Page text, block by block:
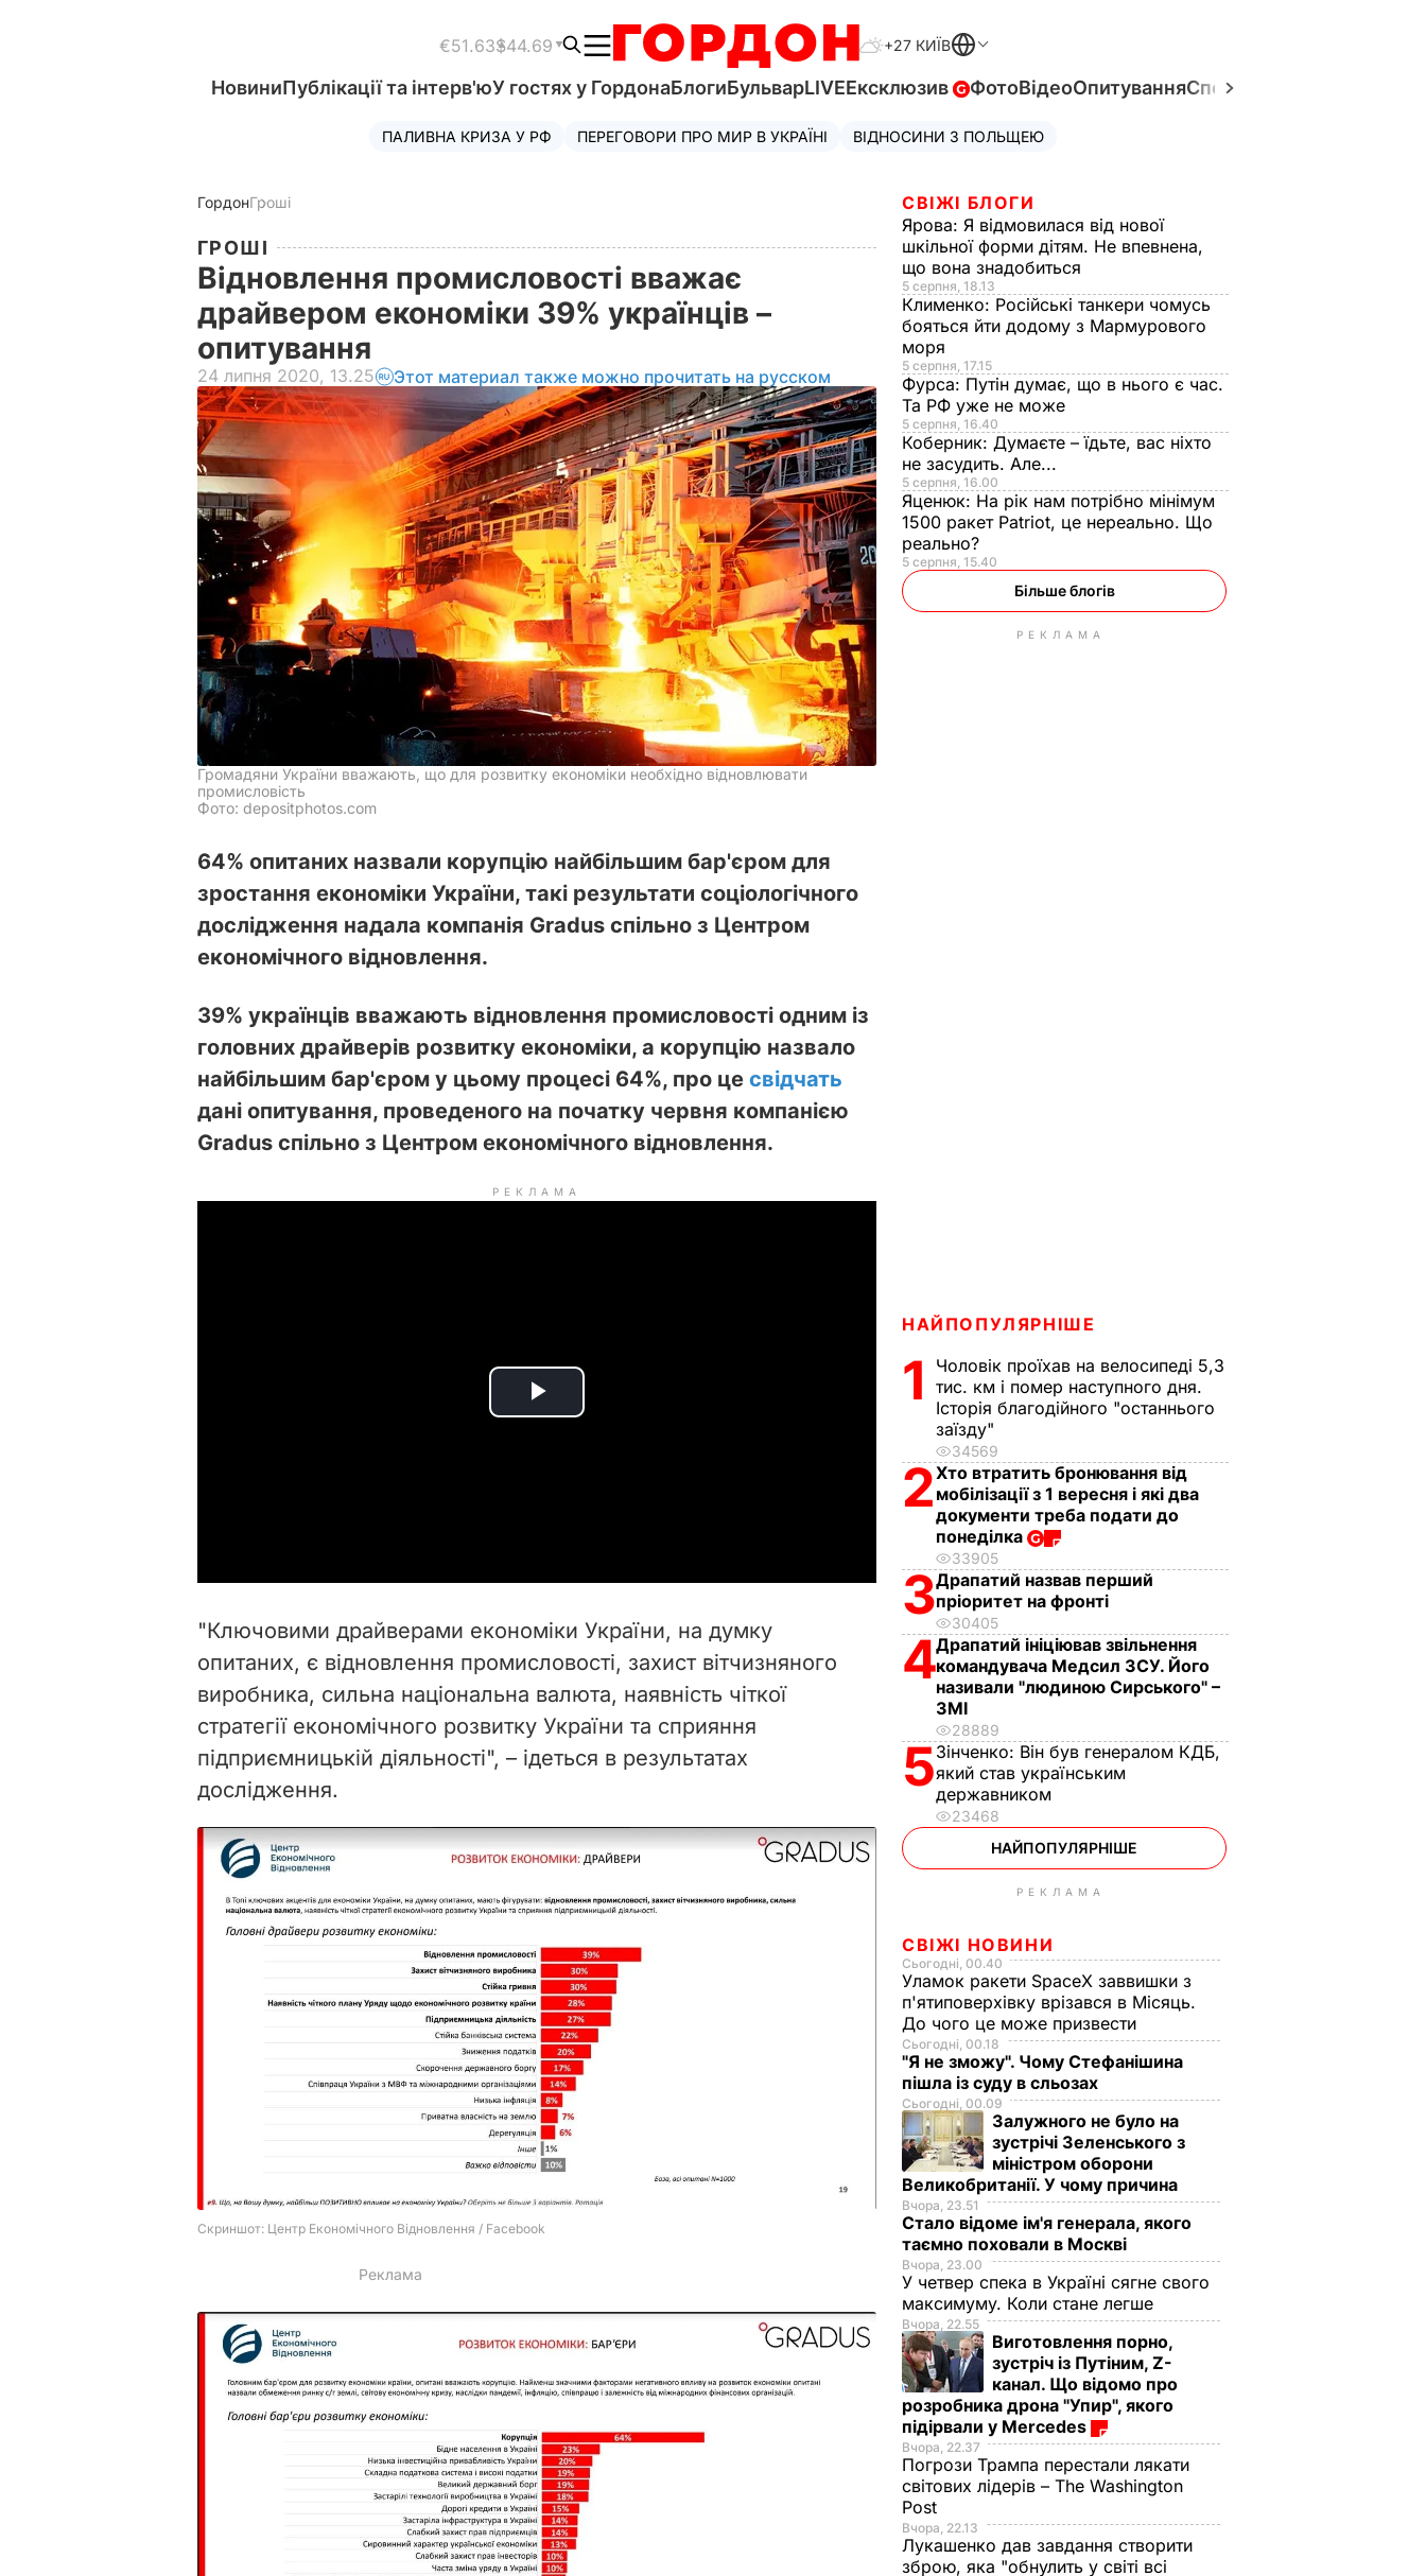
€51.63$44.69 +27 КИЇВ
НовиниПублікації та інтерв'юУ гостях у ГордонаБлогиБульварLIVEЕксклюзив ФотоВідеоОпитуванняСпецпроєкти
ПАЛИВНА КРИЗА У РФ ПЕРЕГОВОРИ ПРО МИР В УКРАЇНІ ВІДНОСИНИ З ПОЛЬЩЕЮ
ГордонГроші
ГРОШІ
Відновлення промисловості вважає
драйвером економіки 39% українців –
опитування
24 липня 2020, 13.25 Этот материал также можно прочитать на русском
Громадяни України вважають, що для розвитку економіки необхідно відновлювати
промисловість
Фото: depositphotos.com
64% опитаних назвали корупцію найбільшим бар'єром для
зростання економіки України, такі результати соціологічного
дослідження надала компанія Gradus спільно з Центром
економічного відновлення.
39% українців вважають відновлення промисловості одним із
головних драйверів розвитку економіки, а корупцію назвало
найбільшим бар'єром у цьому процесі 64%, про це свідчать
дані опитування, проведеного на початку червня компанією
Gradus спільно з Центром економічного відновлення.
РЕКЛАМА
P
i
d
e
"Ключовими драйверами економіки України, на думку
опитаних, є відновлення промисловості, захист вітчизняного
виробника, сильна національна валюта, наявність чіткої
стратегії економічного розвитку України та сприяння
підприємницькій діяльності", – ідеться в результатах
дослідження.
СВІЖІ БЛОГИ
Ярова: Я відмовилася від нової
шкільної форми дітям. Не впевнена,
що вона знадобиться
5 серпня, 18.13
Клименко: Російські танкери чомусь
бояться йти додому з Мармурового
моря
5 серпня, 17.15
Фурса: Путін думає, що в нього є час.
Та РФ уже не може
5 серпня, 16.40
Коберник: Думаєте – їдьте, вас ніхто
не засудить. Але...
5 серпня, 16.00
Яценюк: На рік нам потрібно мінімум
1500 ракет Patriot, це нереально. Що
реально?
5 серпня, 15.40
Більше блогів
РЕКЛАМА
НАЙПОПУЛЯРНІШЕ
1
Чоловік проїхав на велосипеді 5,3
тис. км і помер наступного дня.
Історія благодійного "останнього
заїзду"
34569
2Хто втратить бронювання від
мобілізації з 1 вересня і які два
документи треба подати до
понеділка
33905
3Драпатий назвав перший
пріоритет на фронті
30405
4Драпатий ініціював звільнення
командувача Медсил ЗСУ. Його
називали "людиною Сирського" –
ЗМІ
28889
5Зінченко: Він був генералом КДБ,
який став українським
державником
23468
НАЙПОПУЛЯРНІШЕ
РЕКЛАМА
СВІЖІ НОВИНИ
Сьогодні, 00.40
Уламок ракети SpaceX заввишки з
п'ятиповерхівку врізався в Місяць.
До чого це може призвести
Сьогодні, 00.18
"Я не зможу". Чому Стефанішина
пішла із суду в сльозах
Сьогодні, 00.09
Залужного не було на
зустрічі Зеленського з
міністром оборони
Великобританії. У чому причина
Вчора, 23.51
Стало відоме ім'я генерала, якого
таємно поховали в Москві
Вчора, 23.00
У четвер спека в Україні сягне свого
максимуму. Коли стане легше
Вчора, 22.55
Виготовлення порно,
зустріч із Путіним, Z-
канал. Що відомо про
розробника дрона "Упир", якого
підірвали у Mercedes
Вчора, 22.37
Погрози Трампа перестали лякати
світових лідерів – The Washington
Post
Вчора, 22.13
Лукашенко дав завдання створити
зброю, яка "обнулить у світі всі